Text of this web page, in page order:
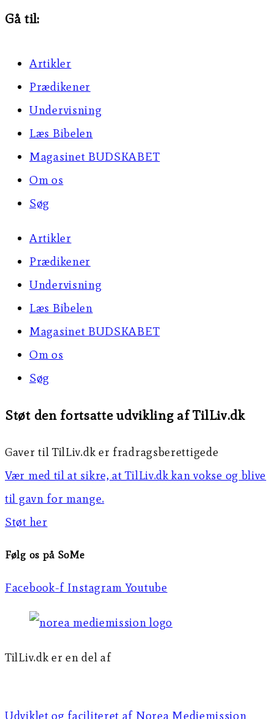
Gå til:
Artikler
Prædikener
Undervisning
Læs Bibelen
Magasinet BUDSKABET
Om os
Søg
Artikler
Prædikener
Undervisning
Læs Bibelen
Magasinet BUDSKABET
Om os
Søg
Støt den fortsatte udvikling af TilLiv.dk
Gaver til TilLiv.dk er fradragsberettigede
Vær med til at sikre, at TilLiv.dk kan vokse og blive
til gavn for mange.
Støt her
Følg os på SoMe
Facebook-f Instagram Youtube
TilLiv.dk er en del af
Udviklet og faciliteret af Norea Mediemission​​